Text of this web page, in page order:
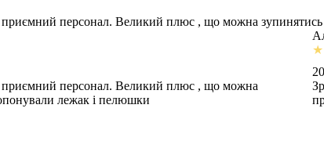
приємний персонал. Великий плюс , що можна
приємний персонал. Великий плюс , що можна
лежак і пелюшки